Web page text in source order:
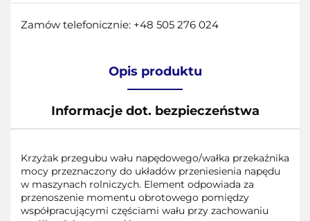
Zamów telefonicznie: +48 505 276 024
Opis produktu
Informacje dot. bezpieczeństwa
Krzyżak przegubu wału napędowego/wałka przekaźnika
mocy przeznaczony do układów przeniesienia napędu
w maszynach rolniczych. Element odpowiada za
przenoszenie momentu obrotowego pomiędzy
współpracującymi częściami wału przy zachowaniu